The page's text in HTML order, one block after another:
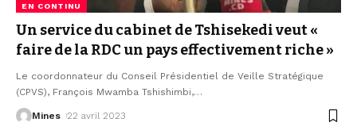
EN CONTINU
Un service du cabinet de Tshisekedi veut «
faire de la RDC un pays effectivement riche »
Le coordonnateur du Conseil Présidentiel de Veille Stratégique
(CPVS), François Mwamba Tshishimbi,…
Mines 22 avril 2023